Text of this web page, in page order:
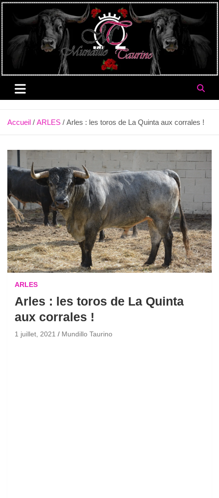
Aller
au
contenu
Accueil ARLES Arles : les toros de La Quinta aux corrales !
ARLES
Arles : les toros de La Quinta
aux corrales !
1 juillet, 2021 Mundillo Taurino